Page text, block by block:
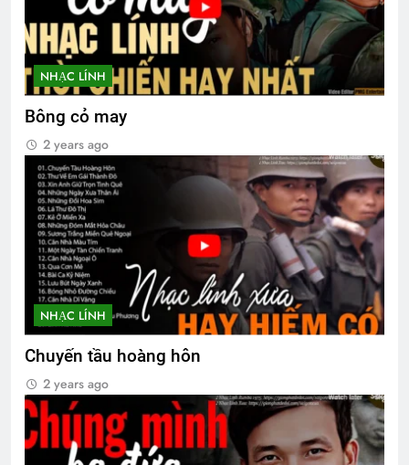
VUA THẬT CỦA TÔI (Rabindranath
Tagore)
3 Years Ago
3 Years Ago
NHẠC LÍNH
Bông cỏ may
2 years ago
NHẠC LÍNH
Chuyến tầu hoàng hôn
2 years ago